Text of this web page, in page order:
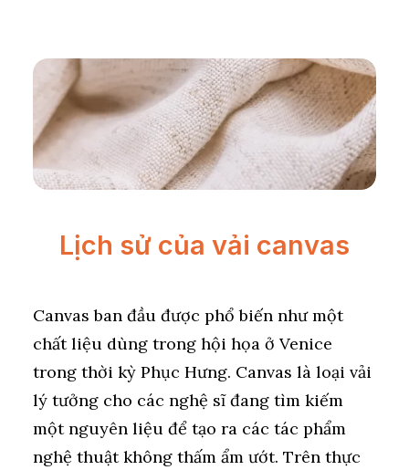
Lịch sử của vải canvas
Canvas ban đầu được phổ biến như một
chất liệu dùng trong hội họa ở Venice
trong thời kỳ Phục Hưng. Canvas là loại vải
lý tưởng cho các nghệ sĩ đang tìm kiếm
một nguyên liệu để tạo ra các tác phẩm
nghệ thuật không thấm ẩm ướt. Trên thực